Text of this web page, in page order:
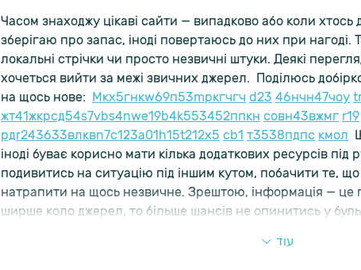
Часом знаходжу цікаві сайти — випадково або коли хтось
зберігаю про запас, іноді повертаюсь до них при нагоді.
локальні стрічки чи просто незвичні штуки. Деякі
хочеться вийти за межі звичних джерел.  Поділюсь
на щось нове: М кх5гнкw69п53mpкгчгч d23 46нчн47чоу
жт41жкрсд54s7vbs4nwe19b4k553452ппкн совн43вжмг r19
рдr243633влквn7c123a01 h15t212x5 cb1 т3538пдпс кмол
іноді буває корисно мати кілька додаткових ресурсів
подивитись на ситуацію під іншим кутом, побачити те,
натрапити на щось незвичне. Зрештою, інформація — це
ширше коло джерел, то більше шансів не опинитись у
עוד